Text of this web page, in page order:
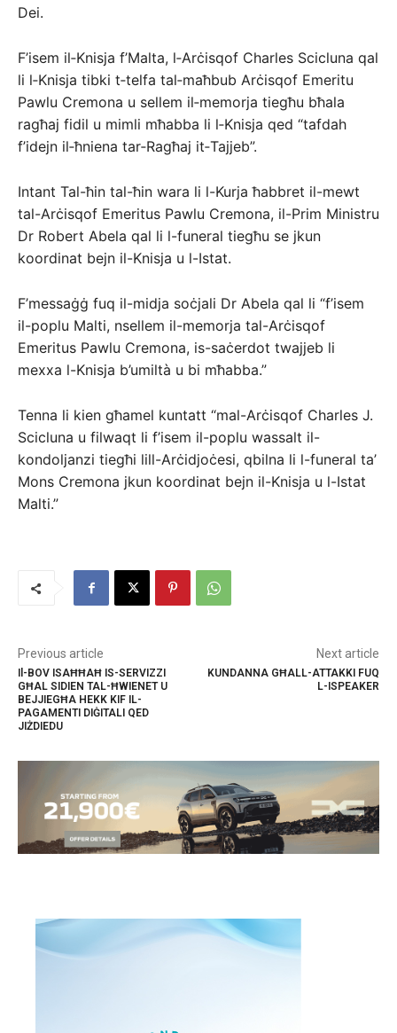
Dei.
F’isem il‑Knisja f’Malta, l‑Arċisqof Charles Scicluna qal
li l‑Knisja tibki t‑telfa tal‑maħbub Arċisqof Emeritu
Pawlu Cremona u sellem il‑memorja tiegħu bħala
ragħaj fidil u mimli mħabba li l‑Knisja qed “tafdah
f’idejn il‑ħniena tar‑Ragħaj it‑Tajjeb”.
Intant Tal-ħin tal-ħin wara li l-Kurja ħabbret il-mewt
tal-Arċisqof Emeritus Pawlu Cremona, il-Prim Ministru
Dr Robert Abela qal li l-funeral tiegħu se jkun
koordinat bejn il-Knisja u l-Istat.
F’messaġġ fuq il-midja soċjali Dr Abela qal li “f’isem
il-poplu Malti, nsellem il-memorja tal-Arċisqof
Emeritus Pawlu Cremona, is-saċerdot twajjeb li
mexxa l-Knisja b’umiltà u bi mħabba.”
Tenna li kien għamel kuntatt “mal-Arċisqof Charles J.
Scicluna u filwaqt li f’isem il-poplu wassalt il-
kondoljanzi tiegħi lill-Arċidjoċesi, qbilna li l-funeral ta’
Mons Cremona jkun koordinat bejn il-Knisja u l-Istat
Malti.”
Previous article
Il-BOV ISAĦĦAĦ IS-SERVIZZI
GĦAL SIDIEN TAL-ĦWIENET U
BEJJIEGĦA HEKK KIF IL-
PAGAMENTI DIĠITALI QED
JIŻDIEDU
Next article
KUNDANNA GĦALL-ATTAKKI FUQ
L-ISPEAKER